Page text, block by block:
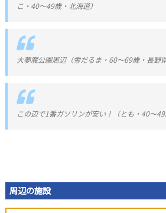
こ・40～49歳・北海道）
大夢魔公園周辺（雪だるま・60～69歳・長野県
この辺で1番ガソリンが安い！（とも・40～49
周辺の施設